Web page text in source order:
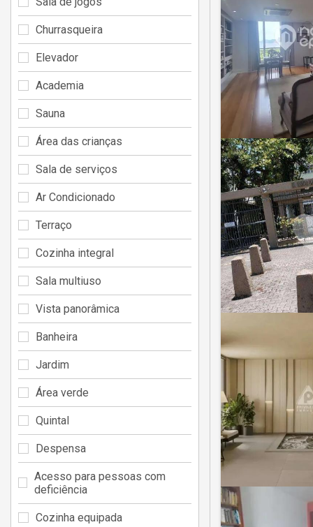
Churrasqueira
Elevador
Academia
Sauna
Área das crianças
Sala de serviços
Ar Condicionado
Terraço
Cozinha integral
Sala multiuso
Vista panorâmica
Banheira
Jardim
Área verde
Quintal
Despensa
Acesso para pessoas com
deficiência
Cozinha equipada